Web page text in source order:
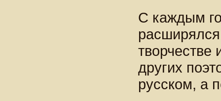
С каждым
творчестве
других
русском, а